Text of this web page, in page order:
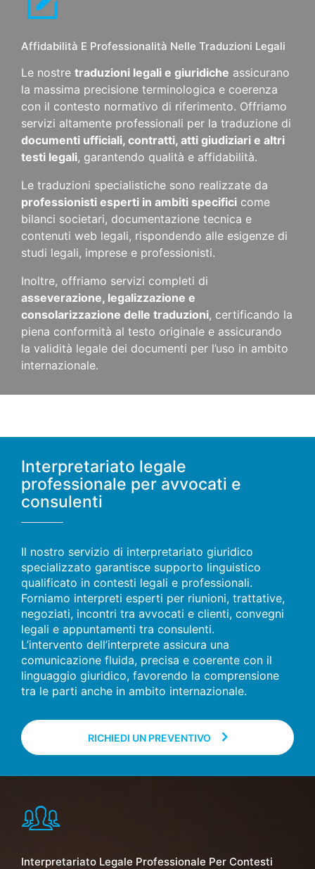
Affidabilità E Professionalità Nelle Traduzioni Legali
Le nostre traduzioni legali e giuridiche assicurano
la massima precisione terminologica e coerenza
con il contesto normativo di riferimento. Offriamo
servizi altamente professionali per la traduzione di
documenti ufficiali, contratti, atti giudiziari e altri
testi legali, garantendo qualità e affidabilità.
Le traduzioni specialistiche sono realizzate da
professionisti esperti in ambiti specifici come
bilanci societari, documentazione tecnica e
contenuti web legali, rispondendo alle esigenze di
studi legali, imprese e professionisti.
Inoltre, offriamo servizi completi di
asseverazione, legalizzazione e
consolarizzazione delle traduzioni, certificando la
piena conformità al testo originale e assicurando
la validità legale dei documenti per l’uso in ambito
internazionale.
Interpretariato legale
professionale per avvocati e
consulenti
Il nostro servizio di interpretariato giuridico
specializzato garantisce supporto linguistico
qualificato in contesti legali e professionali.
Forniamo interpreti esperti per riunioni, trattative,
negoziati, incontri tra avvocati e clienti, convegni
legali e appuntamenti tra consulenti.
L’intervento dell’interprete assicura una
comunicazione fluida, precisa e coerente con il
linguaggio giuridico, favorendo la comprensione
tra le parti anche in ambito internazionale.
RICHIEDI UN PREVENTIVO
Interpretariato Legale Professionale Per Contesti